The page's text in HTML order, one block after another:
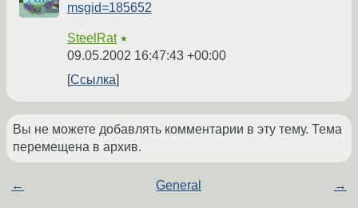
msgid=185652
SteelRat ★
09.05.2002 16:47:43 +00:00
Ссылка
Вы не можете добавлять комментарии в эту тему. Тема
перемещена в архив.
← General →